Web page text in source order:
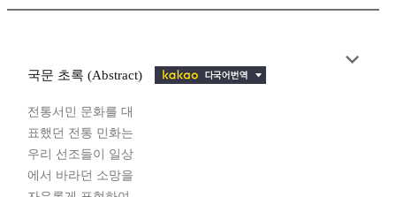
국문 초록 (Abstract)
전통서민 문화를 대
표했던 전통 민화는
우리 선조들이 일상
에서 바라던 소망을